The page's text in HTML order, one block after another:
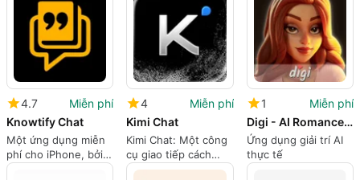
4.7
Miễn phí
Knowtify Chat
Một ứng dụng miễn
phí cho iPhone, bởi
Meta Bang LLC.
4
Miễn phí
Kimi Chat
Kimi Chat: Một công
cụ giao tiếp cách
mạng
1
Miễn phí
Digi - AI Romance, Reimagined
Ứng dụng giải trí AI
thực tế